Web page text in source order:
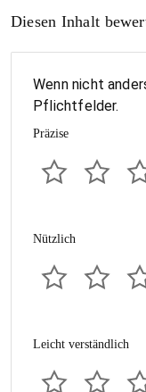
Diesen Inhalt
Wenn nicht
Pflichtfelder.
Präzise
Nützlich
Leicht verständlich